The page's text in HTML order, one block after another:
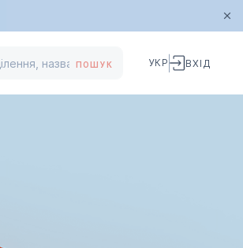
ПОШУК УКР ВХІД